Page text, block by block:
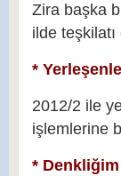
Zira başka
ilde
*
2012/2 ile
işlemlerine
*